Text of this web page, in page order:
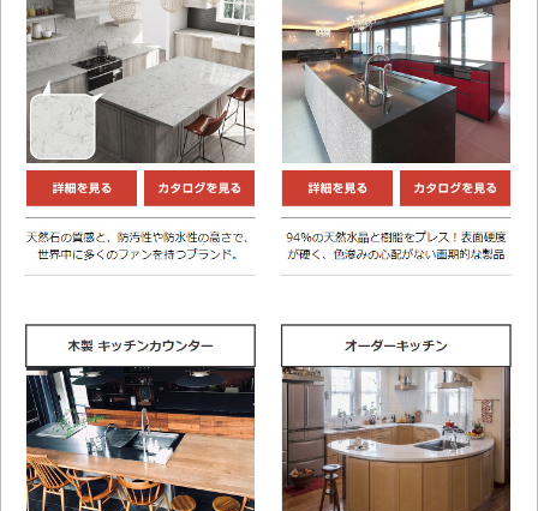
すまいリング 設計士インタビュー
Q＆A 販売・施工代理店募集
お気に入り